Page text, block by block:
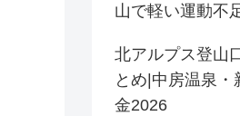
山で軽い運動不
北アルプス登山
とめ|中房温泉
金2026